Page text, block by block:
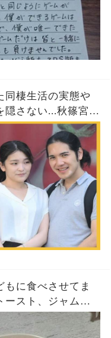
同棲生活の実態や
隠さない...秋篠宮家
真相や暴露された
に食べさせてま
ースト、ジャムト
ストをよく作りま